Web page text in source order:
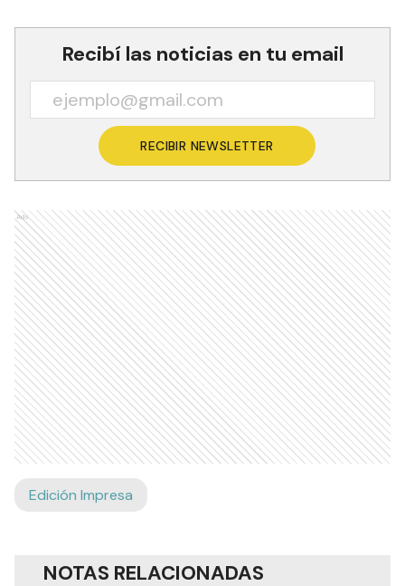
Recibí las noticias en tu email
RECIBIR NEWSLETTER
Ads
Edición Impresa
NOTAS RELACIONADAS